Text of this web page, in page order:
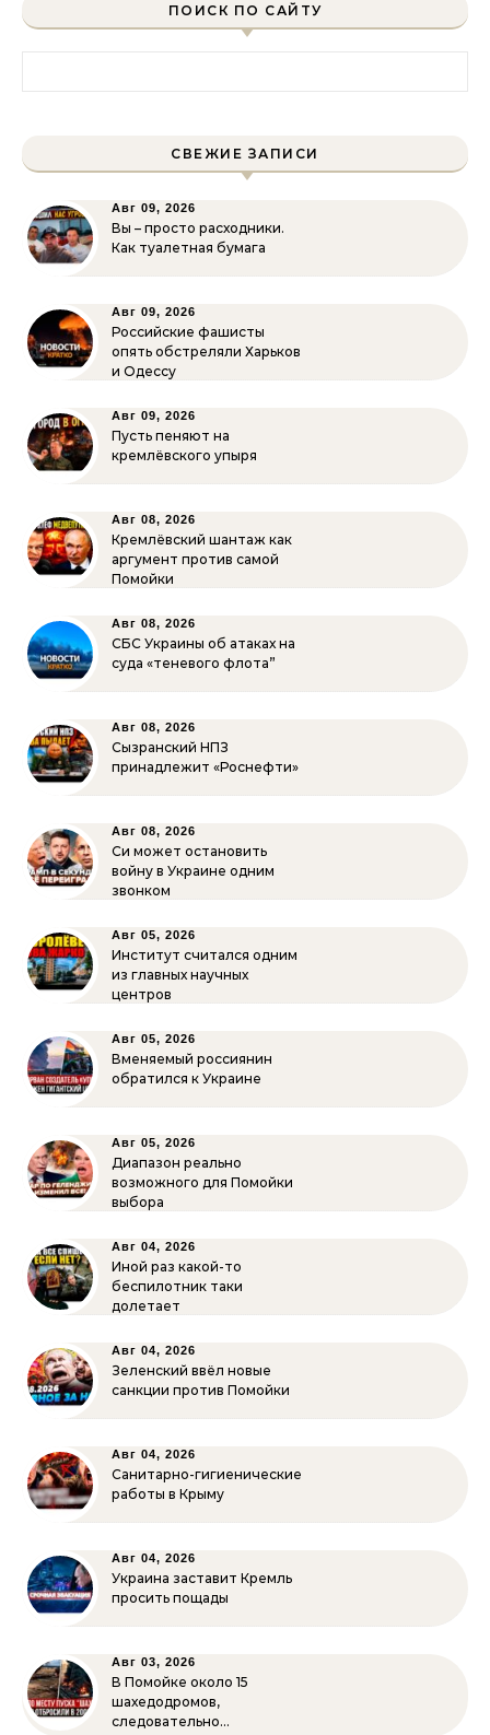
ПОИСК ПО САЙТУ
СВЕЖИЕ ЗАПИСИ
Авг 09, 2026
Вы – просто расходники.
Как туалетная бумага
Авг 09, 2026
Российские фашисты
опять обстреляли Харьков
и Одессу
Авг 09, 2026
Пусть пеняют на
кремлёвского упыря
Авг 08, 2026
Кремлёвский шантаж как
аргумент против самой
Помойки
Авг 08, 2026
СБС Украины об атаках на
суда «теневого флота”
Авг 08, 2026
Сызранский НПЗ
принадлежит «Роснефти»
Авг 08, 2026
Си может остановить
войну в Украине одним
звонком
Авг 05, 2026
Институт считался одним
из главных научных
центров
Авг 05, 2026
Вменяемый россиянин
обратился к Украине
Авг 05, 2026
Диапазон реально
возможного для Помойки
выбора
Авг 04, 2026
Иной раз какой-то
беспилотник таки
долетает
Авг 04, 2026
Зеленский ввёл новые
санкции против Помойки
Авг 04, 2026
Санитарно-гигиенические
работы в Крыму
Авг 04, 2026
Украина заставит Кремль
просить пощады
Авг 03, 2026
В Помойке около 15
шахедодромов,
следовательно…